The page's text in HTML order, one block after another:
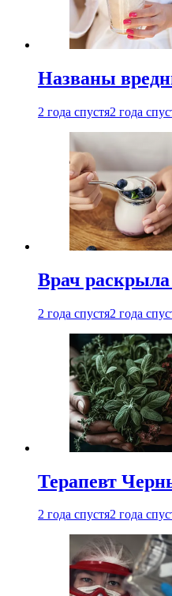
Названы
2 года спустя2 года
Врач
2 года спустя2 года
Терапевт
2 года спустя2 года